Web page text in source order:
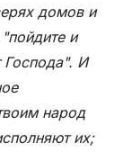
домов и
и
Господа". И
народ
их;